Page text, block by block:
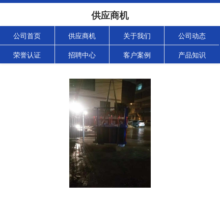
供应商机
公司首页 供应商机 关于我们 公司动态
荣誉认证 招聘中心 客户案例 产品知识